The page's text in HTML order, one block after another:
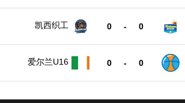
凯西织工 0 - 0
爱尔兰U16 0 - 0